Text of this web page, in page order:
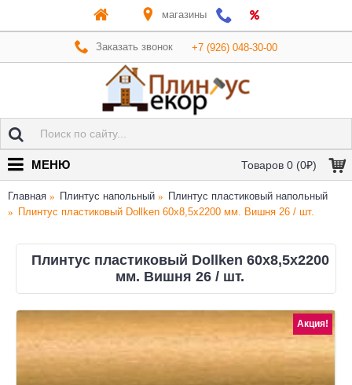
магазины
Заказать звонок +7 (926) 048-30-00
Товаров 0 (0₽)
МЕНЮ
Главная Плинтус напольный
Плинтус пластиковый напольный
Плинтус пластиковый Dollken 60x8,5x2200 мм. Вишня 26 / шт.
Плинтус пластиковый Dollken 60x8,5x2200
мм. Вишня 26 / шт.
Акция!